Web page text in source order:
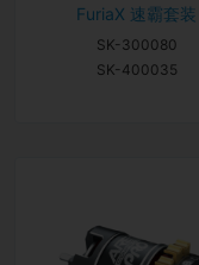
FuriaX 速霸套装
SK-300080
SK-400035